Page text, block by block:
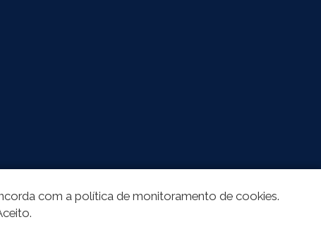
com a política de monitoramento de cookies.